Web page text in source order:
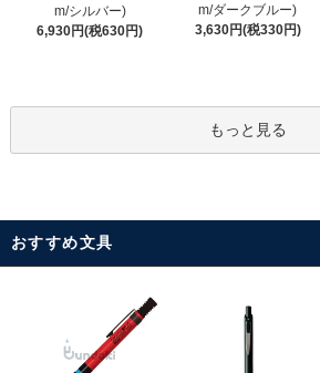
m/シルバー)
6,930円(税630円)
m/ダークブルー)
3,630円(税330円)
もっと見る
おすすめ文具